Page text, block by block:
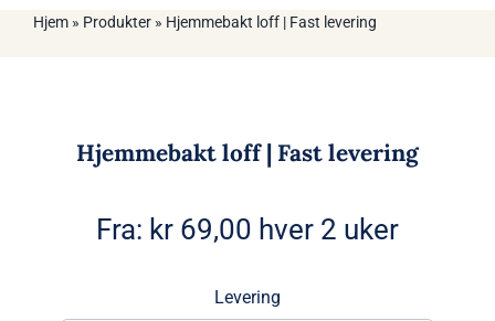
Hjem» Produkter» Hjemmebakt loff | Fast levering
Hjemmebakt loff | Fast levering
Fra: kr 69,00 hver 2 uker
Levering